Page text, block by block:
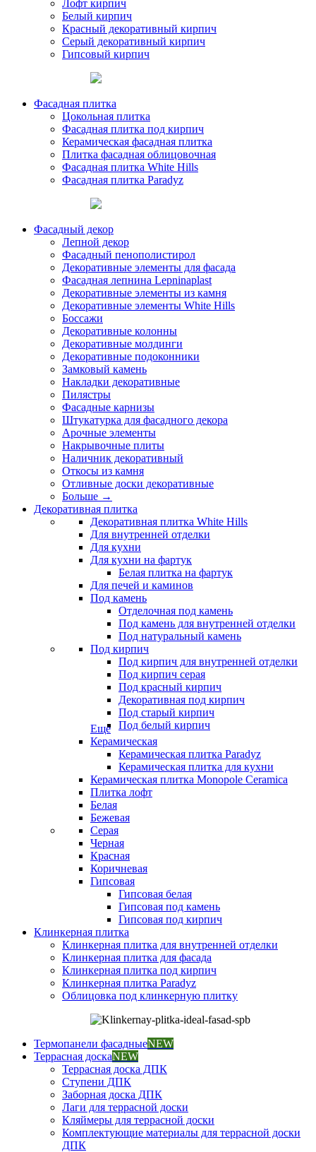
Лофт кирпич
Белый кирпич
Красный декоративный кирпич
Серый декоративный кирпич
Гипсовый кирпич
Фасадная плитка
Цокольная плитка
Фасадная плитка под кирпич
Керамическая фасадная плитка
Плитка фасадная облицовочная
Фасадная плитка White Hills
Фасадная плитка Paradyz
Фасадный декор
Лепной декор
Фасадный пенополистирол
Декоративные элементы для фасада
Фасадная лепнина Lepninaplast
Декоративные элементы из камня
Декоративные элементы White Hills
Боссажи
Декоративные колонны
Декоративные молдинги
Декоративные подоконники
Замковый камень
Накладки декоративные
Пилястры
Фасадные карнизы
Штукатурка для фасадного декора
Арочные элементы
Накрывочные плиты
Наличник декоративный
Откосы из камня
Отливные доски декоративные
Больше →
Декоративная плитка
Декоративная плитка White Hills
Для внутренней отделки
Для кухни
Для кухни на фартук
Белая плитка на фартук
Для печей и каминов
Под камень
Отделочная под камень
Под камень для внутренней отделки
Под натуральный камень
Под кирпич
Под кирпич для внутренней отделки
Под кирпич серая
Под красный кирпич
Декоративная под кирпич
Под старый кирпич
Под белый кирпич
Еще
Керамическая
Керамическая плитка Paradyz
Керамическая плитка для кухни
Керамическая плитка Monopole Ceramica
Плитка лофт
Белая
Бежевая
Серая
Черная
Красная
Коричневая
Гипсовая
Гипсовая белая
Гипсовая под камень
Гипсовая под кирпич
Клинкерная плитка
Клинкерная плитка для внутренней отделки
Клинкерная плитка для фасада
Клинкерная плитка под кирпич
Клинкерная плитка Paradyz
Облицовка под клинкерную плитку
Термопанели фасадныеNEW
Террасная доскаNEW
Террасная доска ДПК
Ступени ДПК
Заборная доска ДПК
Лаги для террасной доски
Кляймеры для террасной доски
Комплектующие материалы для террасной доски
ДПК